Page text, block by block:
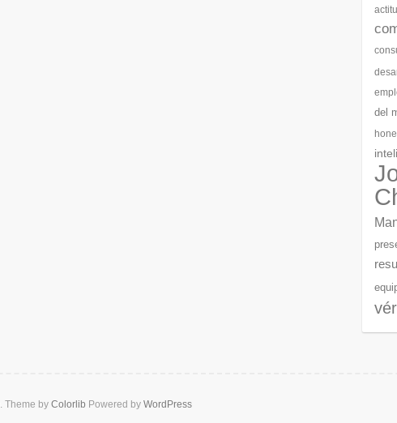
del
. Theme by Colorlib Powered by WordPress